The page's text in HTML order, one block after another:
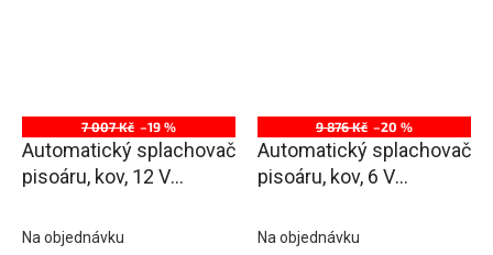
7 007 Kč –19 %
Automatický splachovač
pisoáru, kov, 12 V
Na objednávku
9 876 Kč –20 %
Automatický splachovač
pisoáru, kov, 6 V
Na objednávku